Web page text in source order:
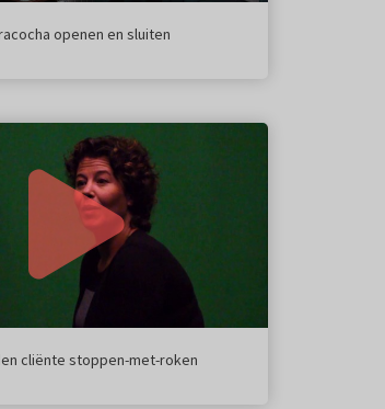
openen en sluiten
cliënte stoppen-met-roken